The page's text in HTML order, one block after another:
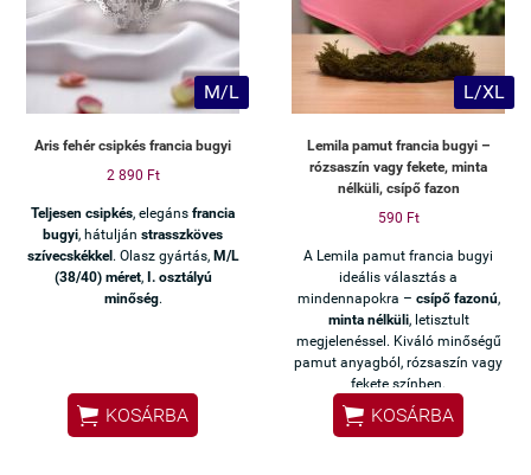
M/L
Aris fehér csipkés francia bugyi
2 890 Ft
Teljesen csipkés, elegáns francia
bugyi, hátulján strasszköves
szívecskékkel . Olasz gyártás, M/L
(38/40) méret, I. osztályú
minőség.
 KOSÁRBA
L/XL
Lemila pamut francia bugyi –
rózsaszín vagy fekete, minta
nélküli, csípő fazon
590 Ft
A Lemila pamut francia bugyi
ideális választás a
mindennapokra – csípő fazonú,
minta nélküli, letisztult
megjelenéssel. Kiváló minőségű
pamut anyagból, rózsaszín vagy
fekete színben.
 KOSÁRBA